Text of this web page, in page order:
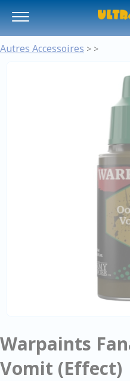
Autres Accessoires > >
Warpaints
Vomit (Effect)